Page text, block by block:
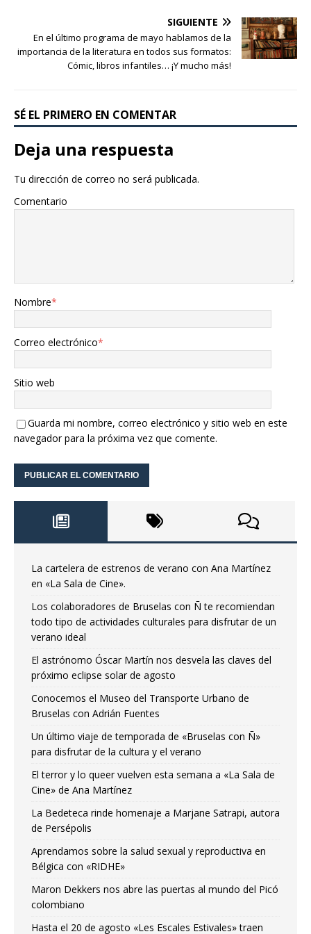
SIGUIENTE
En el último programa de mayo hablamos de la
importancia de la literatura en todos sus formatos:
Cómic, libros infantiles… ¡Y mucho más!
SÉ EL PRIMERO EN COMENTAR
Deja una respuesta
Tu dirección de correo no será publicada.
Comentario
Nombre*
Correo electrónico*
Sitio web
Guarda mi nombre, correo electrónico y sitio web en este
navegador para la próxima vez que comente.
La cartelera de estrenos de verano con Ana Martínez
en «La Sala de Cine».
Los colaboradores de Bruselas con Ñ te recomiendan
todo tipo de actividades culturales para disfrutar de un
verano ideal
El astrónomo Óscar Martín nos desvela las claves del
próximo eclipse solar de agosto
Conocemos el Museo del Transporte Urbano de
Bruselas con Adrián Fuentes
Un último viaje de temporada de «Bruselas con Ñ»
para disfrutar de la cultura y el verano
El terror y lo queer vuelven esta semana a «La Sala de
Cine» de Ana Martínez
La Bedeteca rinde homenaje a Marjane Satrapi, autora
de Persépolis
Aprendamos sobre la salud sexual y reproductiva en
Bélgica con «RIDHE»
Maron Dekkers nos abre las puertas al mundo del Picó
colombiano
Hasta el 20 de agosto «Les Escales Estivales» traen